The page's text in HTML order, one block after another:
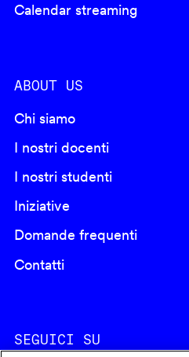
Calendar streaming
ABOUT US
Chi siamo
I nostri docenti
I nostri studenti
Iniziative
Domande frequenti
Contatti
SEGUICI SU